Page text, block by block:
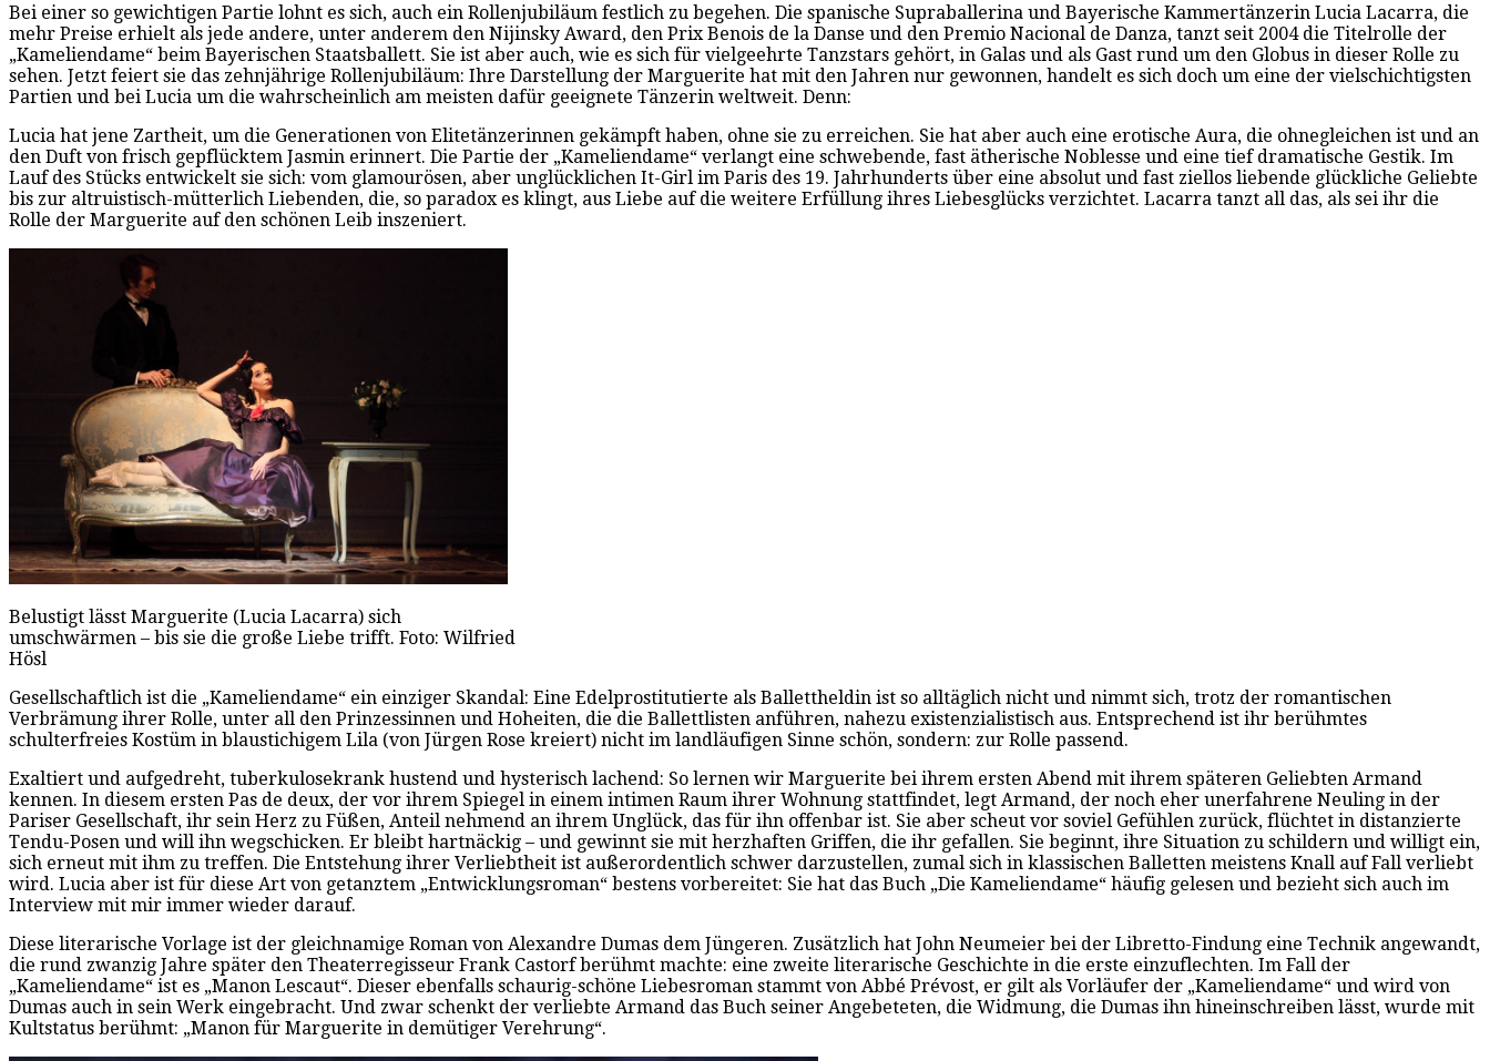
Bei einer so gewichtigen Partie lohnt es sich, auch ein Rollenjubiläum festlich zu begehen. Die spanische Supraballerina und Bayerische Kammertänzerin Lucia Lacarra, die
mehr Preise erhielt als jede andere, unter anderem den Nijinsky Award, den Prix Benois de la Danse und den Premio Nacional de Danza, tanzt seit 2004 die Titelrolle der
„Kameliendame“ beim Bayerischen Staatsballett. Sie ist aber auch, wie es sich für vielgeehrte Tanzstars gehört, in Galas und als Gast rund um den Globus in dieser Rolle zu
sehen. Jetzt feiert sie das zehnjährige Rollenjubiläum: Ihre Darstellung der Marguerite hat mit den Jahren nur gewonnen, handelt es sich doch um eine der vielschichtigsten
Partien und bei Lucia um die wahrscheinlich am meisten dafür geeignete Tänzerin weltweit. Denn:
Lucia hat jene Zartheit, um die Generationen von Elitetänzerinnen gekämpft haben, ohne sie zu erreichen. Sie hat aber auch eine erotische Aura, die ohnegleichen ist und an
den Duft von frisch gepflücktem Jasmin erinnert. Die Partie der „Kameliendame“ verlangt eine schwebende, fast ätherische Noblesse und eine tief dramatische Gestik. Im
Lauf des Stücks entwickelt sie sich: vom glamourösen, aber unglücklichen It-Girl im Paris des 19. Jahrhunderts über eine absolut und fast ziellos liebende glückliche Geliebte
bis zur altruistisch-mütterlich Liebenden, die, so paradox es klingt, aus Liebe auf die weitere Erfüllung ihres Liebesglücks verzichtet. Lacarra tanzt all das, als sei ihr die
Rolle der Marguerite auf den schönen Leib inszeniert.
Belustigt lässt Marguerite (Lucia Lacarra) sich
umschwärmen – bis sie die große Liebe trifft. Foto: Wilfried
Hösl
Gesellschaftlich ist die „Kameliendame“ ein einziger Skandal: Eine Edelprostitutierte als Ballettheldin ist so alltäglich nicht und nimmt sich, trotz der romantischen
Verbrämung ihrer Rolle, unter all den Prinzessinnen und Hoheiten, die die Ballettlisten anführen, nahezu existenzialistisch aus. Entsprechend ist ihr berühmtes
schulterfreies Kostüm in blaustichigem Lila (von Jürgen Rose kreiert) nicht im landläufigen Sinne schön, sondern: zur Rolle passend.
Exaltiert und aufgedreht, tuberkulosekrank hustend und hysterisch lachend: So lernen wir Marguerite bei ihrem ersten Abend mit ihrem späteren Geliebten Armand
kennen. In diesem ersten Pas de deux, der vor ihrem Spiegel in einem intimen Raum ihrer Wohnung stattfindet, legt Armand, der noch eher unerfahrene Neuling in der
Pariser Gesellschaft, ihr sein Herz zu Füßen, Anteil nehmend an ihrem Unglück, das für ihn offenbar ist. Sie aber scheut vor soviel Gefühlen zurück, flüchtet in distanzierte
Tendu-Posen und will ihn wegschicken. Er bleibt hartnäckig – und gewinnt sie mit herzhaften Griffen, die ihr gefallen. Sie beginnt, ihre Situation zu schildern und willigt ein,
sich erneut mit ihm zu treffen. Die Entstehung ihrer Verliebtheit ist außerordentlich schwer darzustellen, zumal sich in klassischen Balletten meistens Knall auf Fall verliebt
wird. Lucia aber ist für diese Art von getanztem „Entwicklungsroman“ bestens vorbereitet: Sie hat das Buch „Die Kameliendame“ häufig gelesen und bezieht sich auch im
Interview mit mir immer wieder darauf.
Diese literarische Vorlage ist der gleichnamige Roman von Alexandre Dumas dem Jüngeren. Zusätzlich hat John Neumeier bei der Libretto-Findung eine Technik angewandt,
die rund zwanzig Jahre später den Theaterregisseur Frank Castorf berühmt machte: eine zweite literarische Geschichte in die erste einzuflechten. Im Fall der
„Kameliendame“ ist es „Manon Lescaut“. Dieser ebenfalls schaurig-schöne Liebesroman stammt von Abbé Prévost, er gilt als Vorläufer der „Kameliendame“ und wird von
Dumas auch in sein Werk eingebracht. Und zwar schenkt der verliebte Armand das Buch seiner Angebeteten, die Widmung, die Dumas ihn hineinschreiben lässt, wurde mit
Kultstatus berühmt: „Manon für Marguerite in demütiger Verehrung“.